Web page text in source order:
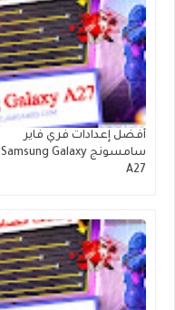
أفضل إعدادات فري فاير
سامسونج Samsung Galaxy
A27